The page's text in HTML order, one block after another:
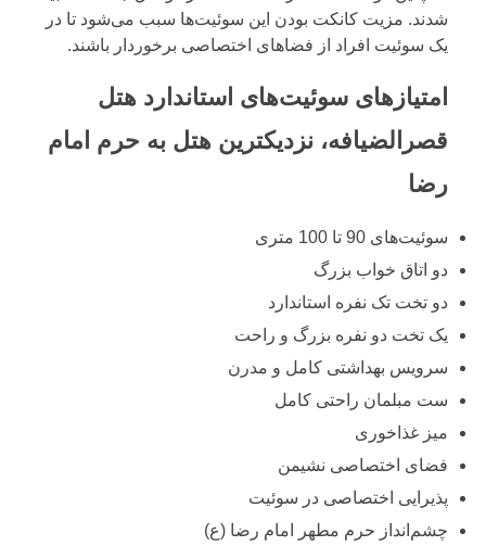
شدند. مزیت کانکت بودن این سوئیت‌ها سبب می‌شود تا در
یک سوئیت افراد از فضاهای اختصاصی برخوردار باشند.
امتیازهای سوئیت‌های استاندارد هتل
قصرالضیافه، نزدیکترین هتل به حرم امام
رضا
سوئیت‌های 90 تا 100 متری
دو اتاق خواب بزرگ
دو تخت تک نفره استاندارد
یک تخت دو نفره بزرگ و راحت
سرویس بهداشتی کامل و مدرن
ست مبلمان راحتی کامل
میز غذاخوری
فضای اختصاصی نشیمن
پذیرایی اختصاصی در سوئیت
چشم‌انداز حرم مطهر امام رضا (ع)